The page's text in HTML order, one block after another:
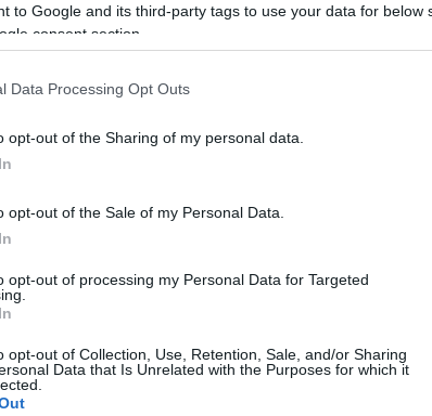
to Google and its third-party tags to use your data for below
consent section.
Data Processing Opt Outs
opt-out of the Sharing of my personal data.
opt-out of the Sale of my Personal Data.
opt-out of processing my Personal Data for Targeted
opt-out of Collection, Use, Retention, Sale, and/or Sharing
Data that Is Unrelated with the Purposes for which it
termelése az emelkedő
csökken. A régió könnyűfém-
csökkent, és a csökkenés üteme
áron tudják beszerezni a fémet, leginkább
az előző hónapban 244 ezer tonna volt, ami